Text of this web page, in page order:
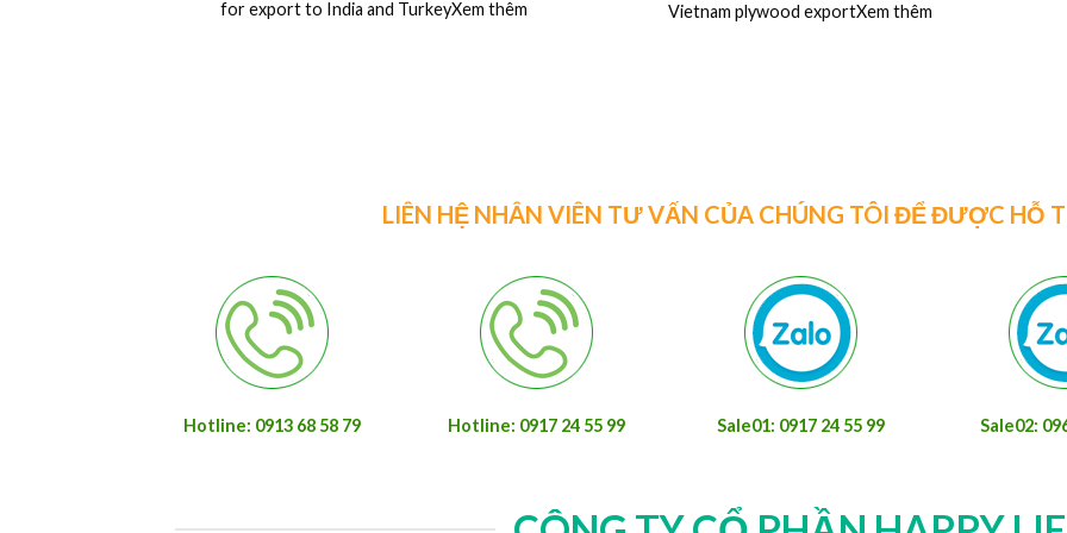
2440
Nhà Máy ván coppha phủ phim, coppha cột dầm
LIÊN HỆ NHÂN VIÊN TƯ VẤN CỦA CHÚNG TÔI ĐỂ ĐƯỢC HỖ
Hotline: 0913 68 58 79 Hotline: 0917 24 55 99 Sale01: 0917 24 55 99 Sale02: